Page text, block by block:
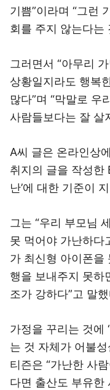
기쁨”이라며 “그런
회를 주지 않는다는
그러면서 “아무리
상황일지라도 행복
많다”며 “막말로 우
사람들보다는 잘 살
A씨 글은 온라인상
취지의 글을 작성한
난’에 대한 기준이
그는 “우리 부모님
못 먹어야 가난하다
가 최신형 아이폰을
행을 보내주지 못하
조가 강하다”고 말
가정을 꾸리는 것에
는 것 자체가 어불
티즌은 “가난한 사
다면 출산도 부유한